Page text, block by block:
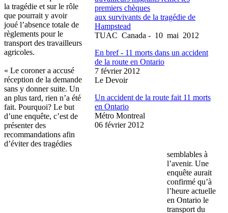
premiers chèques
aux survivants de la tragédie de
Hampstead
TUAC Canada - 10 mai 2012
En bref- 11 morts dans un accident
de la route en Ontario
7 février2012
Le Devoir
Un accident de la route fait 11 morts
en Ontario
Métro Montreal
06 février2012
la tragédie et surle rôle
que pourrait y avoir
joué l’absence totale de
règlements pour le
transport des travailleurs
agricoles.
« Le coroner a accusé
réception de la demande
sans y donnersuite. Un
an plus tard, rien n’a été
fait. Pourquoi? Le but
d’une enquête, c’est de
présenterdes
recommandations afin
d’éviterdes tragédies
semblables à
l’avenir. Une
enquête aurait
confirmé qu’à
l’heure actuelle
en Ontario le
transport du